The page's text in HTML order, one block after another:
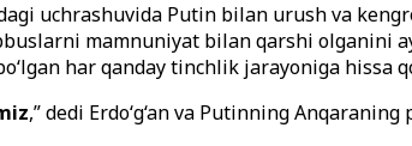
uchrashuvida Putin bilan urush va
mamnuniyat bilan qarshi olganini
har qanday tinchlik jarayoniga hissa
,” dedi Erdo‘g‘an va Putinning